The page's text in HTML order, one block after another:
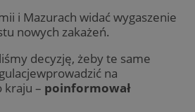
i Mazurach widać wygaszenie
nowych zakażeń.
decyzję, żeby te same
na
kraju – poinformował